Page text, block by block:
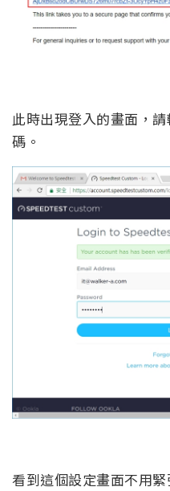
此時出現登入的畫面，
碼。
看到這個設定畫面不用